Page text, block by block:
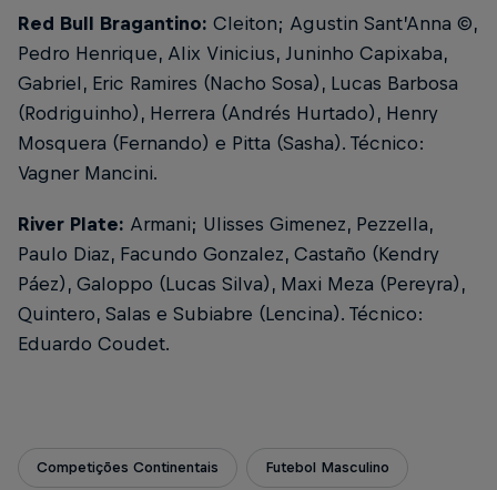
Red Bull Bragantino: Cleiton; Agustin Sant’Anna ©,
Pedro Henrique, Alix Vinicius, Juninho Capixaba,
Gabriel, Eric Ramires (Nacho Sosa), Lucas Barbosa
(Rodriguinho), Herrera (Andrés Hurtado), Henry
Mosquera (Fernando) e Pitta (Sasha). Técnico:
Vagner Mancini.
River Plate: Armani; Ulisses Gimenez, Pezzella,
Paulo Diaz, Facundo Gonzalez, Castaño (Kendry
Páez), Galoppo (Lucas Silva), Maxi Meza (Pereyra),
Quintero, Salas e Subiabre (Lencina). Técnico:
Eduardo Coudet.
Competições Continentais Futebol Masculino